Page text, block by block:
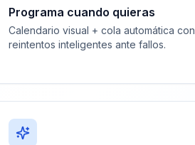
Programa cuando quieras
Calendario visual + cola automática con
reintentos inteligentes ante fallos.